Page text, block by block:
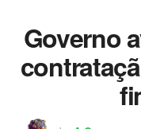
Governo